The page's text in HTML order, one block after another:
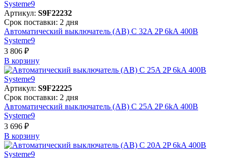
Артикул: S9F22232
Срок поставки: 2 дня
Автоматический выключатель (АВ) C 32A 2P 6kA 400В
Systeme9
3 806 ₽
В корзинy
Артикул: S9F22225
Срок поставки: 2 дня
Автоматический выключатель (АВ) C 25A 2P 6kA 400В
Systeme9
3 696 ₽
В корзинy